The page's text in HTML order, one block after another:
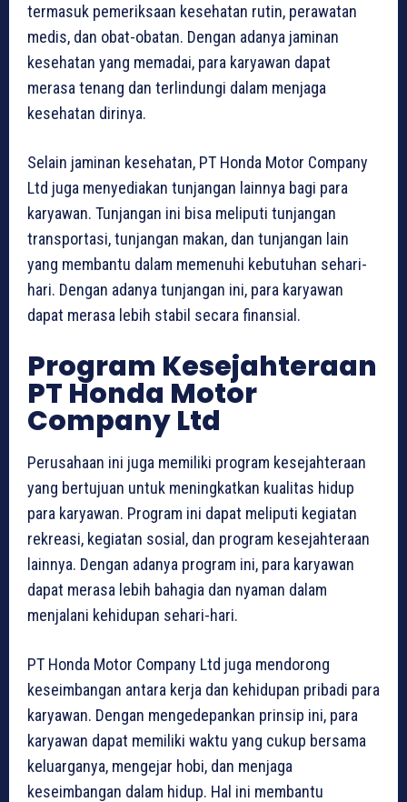
termasuk pemeriksaan kesehatan rutin, perawatan
medis, dan obat-obatan. Dengan adanya jaminan
kesehatan yang memadai, para karyawan dapat
merasa tenang dan terlindungi dalam menjaga
kesehatan dirinya.
Selain jaminan kesehatan, PT Honda Motor Company
Ltd juga menyediakan tunjangan lainnya bagi para
karyawan. Tunjangan ini bisa meliputi tunjangan
transportasi, tunjangan makan, dan tunjangan lain
yang membantu dalam memenuhi kebutuhan sehari-
hari. Dengan adanya tunjangan ini, para karyawan
dapat merasa lebih stabil secara finansial.
Program Kesejahteraan
PT Honda Motor
Company Ltd
Perusahaan ini juga memiliki program kesejahteraan
yang bertujuan untuk meningkatkan kualitas hidup
para karyawan. Program ini dapat meliputi kegiatan
rekreasi, kegiatan sosial, dan program kesejahteraan
lainnya. Dengan adanya program ini, para karyawan
dapat merasa lebih bahagia dan nyaman dalam
menjalani kehidupan sehari-hari.
PT Honda Motor Company Ltd juga mendorong
keseimbangan antara kerja dan kehidupan pribadi para
karyawan. Dengan mengedepankan prinsip ini, para
karyawan dapat memiliki waktu yang cukup bersama
keluarganya, mengejar hobi, dan menjaga
keseimbangan dalam hidup. Hal ini membantu